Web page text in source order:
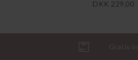
DKK 229,00
Gratis